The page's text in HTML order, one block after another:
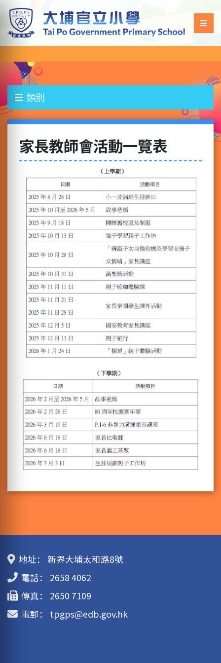
類別
家長教師會活動一覽表
地址：
新界大埔太和路8號
電話：
2658 4062
傳真：
2650 7109
電郵：
tpgps@edb.gov.hk